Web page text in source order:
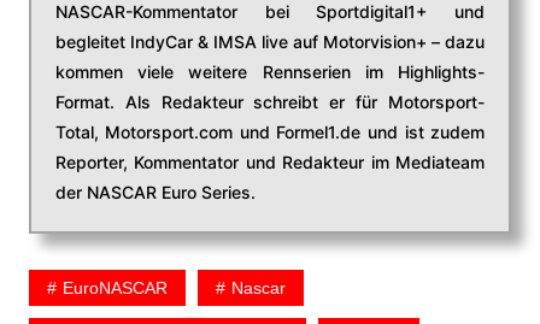
NASCAR-Kommentator bei Sportdigital1+ und
begleitet IndyCar & IMSA live auf Motorvision+ – dazu
kommen viele weitere Rennserien im Highlights-
Format. Als Redakteur schreibt er für Motorsport-
Total, Motorsport.com und Formel1.de und ist zudem
Reporter, Kommentator und Redakteur im Mediateam
der NASCAR Euro Series.
EuroNASCAR Nascar